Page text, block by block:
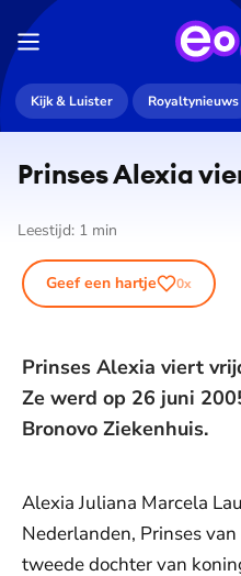
Kijk & Luister Royaltynieuws
Prinses Alexia
Leestijd: 1 min
Geef een hartje 0x
Prinses Alexia viert
Ze werd op 26 juni
Bronovo Ziekenhuis.
Alexia Juliana Marcela
Nederlanden, Prinses
tweede dochter van